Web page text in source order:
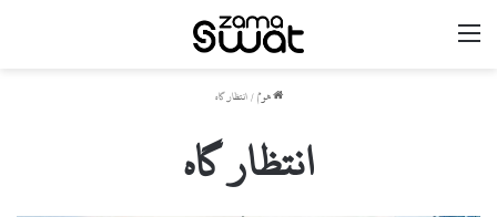
ھوم / انتظار گاہ
انتظار گاہ